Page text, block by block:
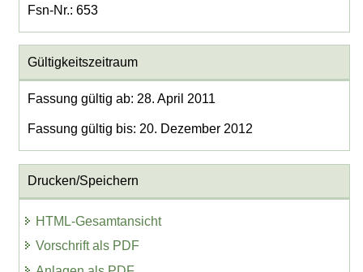
Fsn-Nr.: 653
Gültigkeitszeitraum
Fassung gültig ab: 28. April 2011
Fassung gültig bis: 20. Dezember 2012
Drucken/Speichern
HTML-Gesamtansicht
Vorschrift als PDF